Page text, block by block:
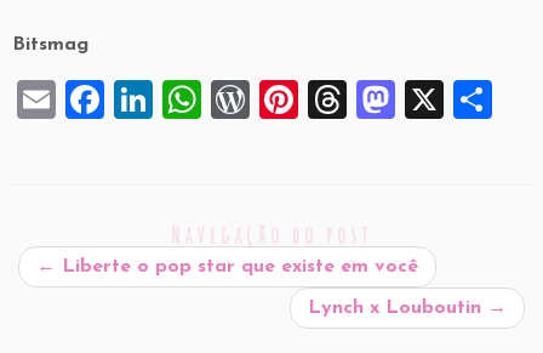
Bitsmag
E
F
b
o
Li
e
dI
n
W
A
p
W
P
re
ss
Pi
t
T
d
s
M
d
o
n
X
Navegação do post
← Liberte o pop star que existe em você
Lynch x Louboutin →